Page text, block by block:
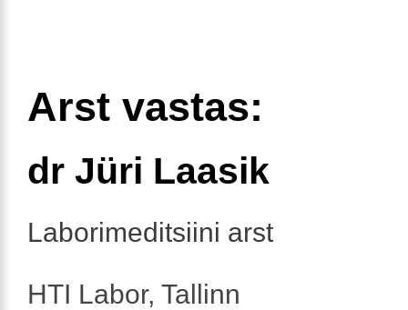
Arst vastas:
dr Jüri Laasik
Laborimeditsiini arst
HTI Labor, Tallinn